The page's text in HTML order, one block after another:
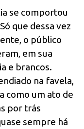
se comportou
que dessa vez
o público
em sua
e brancos.
na favela,
como um ato de
por trás
sempre há